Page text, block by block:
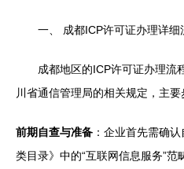
一、 成都ICP许可证办理详细
成都地区的ICP许可证办理流
川省通信管理局的相关规定，主要
前期自查与准备 ：企业首先需确
类目录》中的“互联网信息服务”范